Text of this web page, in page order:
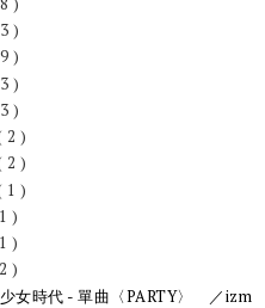
)
)
)
)
2 )
2 )
1 )
)
)
)
女時代 - 單曲〈PARTY〉 ／izm